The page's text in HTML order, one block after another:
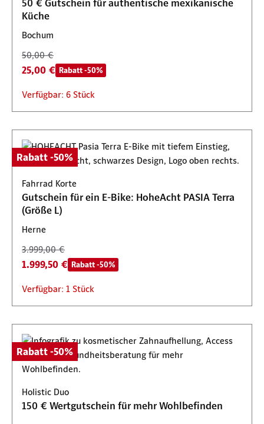
50 € Gutschein für authentische mexikanische
Küche
Bochum
50,00 €
25,00 € Rabatt -50%
Verfügbar: 6 Stück
Rabatt -50%
Fahrrad Korte
Gutschein für ein E-Bike: HoheAcht PASIA Terra
(Größe L)
Herne
3.999,00 €
1.999,50 € Rabatt -50%
Verfügbar: 1 Stück
Rabatt -50%
Holistic Duo
150 € Wertgutschein für mehr Wohlbefinden